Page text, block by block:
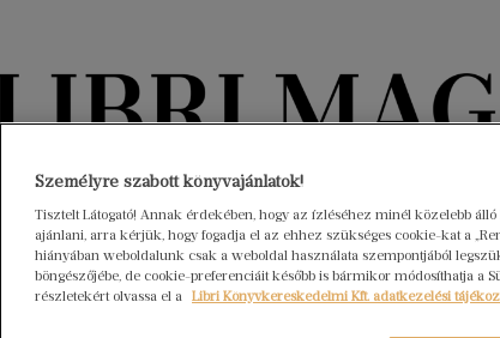
Könyvektől az olvasókig
Gyerekkönyvek Interjúk Beleolvasó A hónap
Személyre szabott könyvajánlatok!
Tisztelt Látogató! Annak érdekében, hogy az ízléséhez minél közelebb
ajánlani, arra kérjük, hogy fogadja el az ehhez szükséges cookie-kat a
hiányában weboldalunk csak a weboldal használata szempontjából
böngészőjébe, de cookie-preferenciáit később is bármikor módosíthatja a
részletekért olvassa el a Libri Könyvkereskedelmi Kft. adatkezelési